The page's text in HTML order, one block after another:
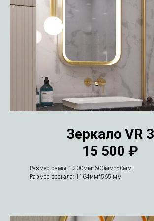
Зеркало VR 3
15 500 ₽
Размер рамы: 1200мм*600мм*50мм
Размер зеркала: 1164мм*565 мм